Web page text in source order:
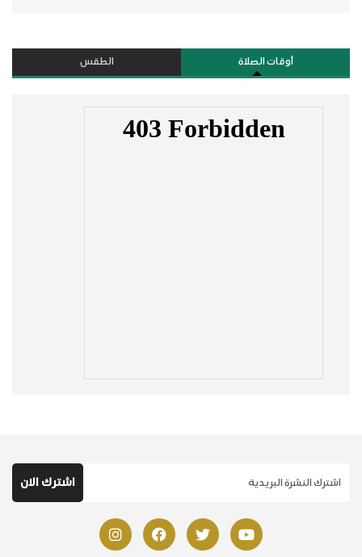
أوقات الصلاة الطقس